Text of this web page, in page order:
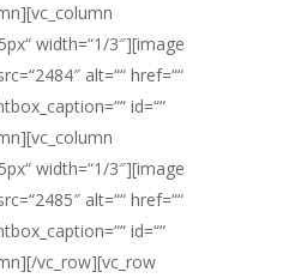
width=“1/3″][image
alt=““ href=““
id=““
width=“1/3″][image
alt=““ href=““
id=““
vc_row][vc_row